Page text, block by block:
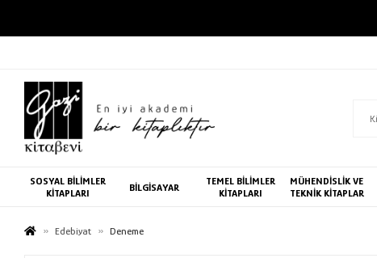
SOSYAL BİLİMLER
KİTAPLARI
BİLGİSAYAR
TEMEL BİLİMLER
KİTAPLARI
MÜHENDİSLİK VE
TEKNİK KİTAPLAR
Edebiyat Deneme